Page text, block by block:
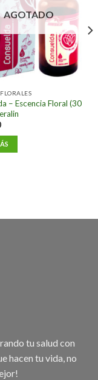
AGOTADO
– Escencia Floral (30
tu salud con
hacen tu vida, no